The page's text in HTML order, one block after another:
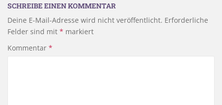
SCHREIBE EINEN KOMMENTAR
Deine E-Mail-Adresse wird nicht veröffentlicht. Erforderliche
Felder sind mit * markiert
Kommentar *